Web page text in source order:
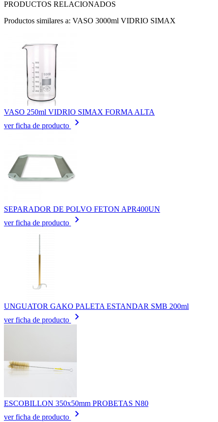
PRODUCTOS RELACIONADOS
Productos similares a: VASO 3000ml VIDRIO SIMAX
VASO 250ml VIDRIO SIMAX FORMA ALTA
ver ficha de producto
keyboard_arrow_right
SEPARADOR DE POLVO FETON APR400UN
ver ficha de producto
keyboard_arrow_right
UNGUATOR GAKO PALETA ESTANDAR SMB 200ml
ver ficha de producto
keyboard_arrow_right
ESCOBILLON 350x50mm PROBETAS N80
ver ficha de producto
keyboard_arrow_right